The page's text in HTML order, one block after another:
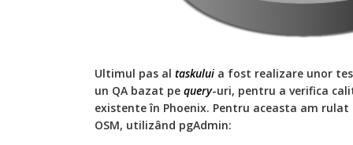
Ultimul pas al taskului a fost realizare unor
un QA bazat pe query-uri, pentru a verifica
existente în Phoenix. Pentru aceasta am
OSM, utilizând pgAdmin: